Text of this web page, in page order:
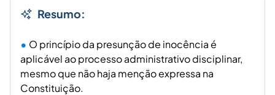
Resumo:
O princípio da presunção de inocência é
aplicável ao processo administrativo disciplinar,
mesmo que não haja menção expressa na
Constituição.